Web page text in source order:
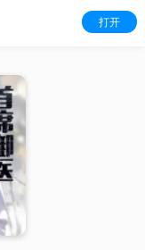
打开